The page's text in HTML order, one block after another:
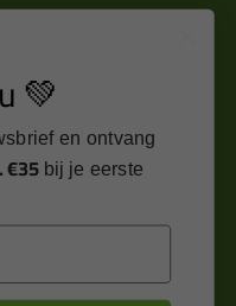
in je
💚
en ontvang
€35 bij je eerste